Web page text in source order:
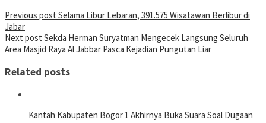
Previous post Selama Libur Lebaran, 391.575 Wisatawan Berlibur di
Jabar
Next post Sekda Herman Suryatman Mengecek Langsung Seluruh
Area Masjid Raya Al Jabbar Pasca Kejadian Pungutan Liar
Related posts
Kantah Kabupaten Bogor 1 Akhirnya Buka Suara Soal Dugaan